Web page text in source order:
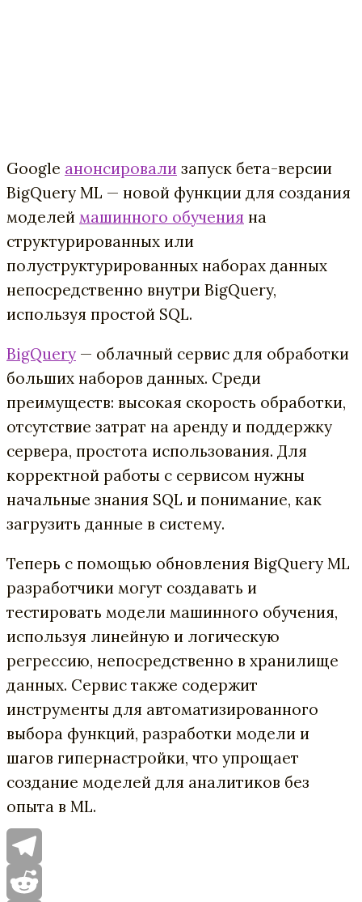
Google анонсировали запуск бета-версии
BigQuery ML — новой функции для создания
моделей машинного обучения на
структурированных или
полуструктурированных наборах данных
непосредственно внутри BigQuery,
используя простой SQL.
BigQuery — облачный сервис для обработки
больших наборов данных. Среди
преимуществ: высокая скорость обработки,
отсутствие затрат на аренду и поддержку
сервера, простота использования. Для
корректной работы с сервисом нужны
начальные знания SQL и понимание, как
загрузить данные в систему.
Теперь с помощью обновления BigQuery ML
разработчики могут создавать и
тестировать модели машинного обучения,
используя линейную и логическую
регрессию, непосредственно в хранилище
данных. Сервис также содержит
инструменты для автоматизированного
выбора функций, разработки модели и
шагов гипернастройки, что упрощает
создание моделей для аналитиков без
опыта в ML.
Telegram